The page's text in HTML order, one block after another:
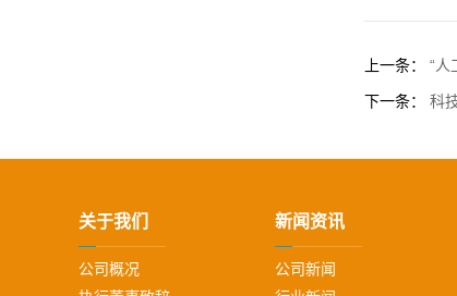
上一条： “人
下一条： 科
关于我们
公司概况
新闻资讯
公司新闻